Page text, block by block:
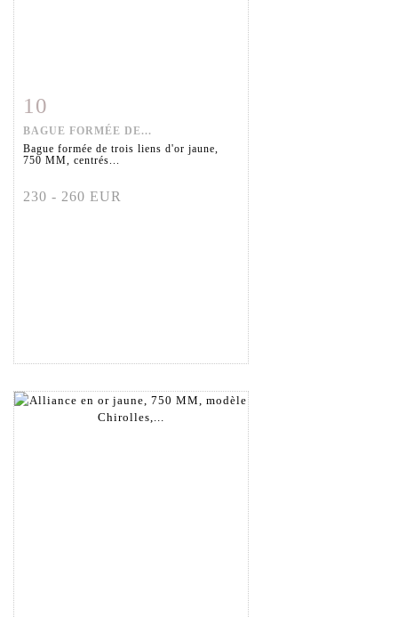
Fiche détaillée
10
BAGUE FORMÉE DE...
Bague formée de trois liens d'or jaune,
750 MM, centrés...
230 - 260 EUR